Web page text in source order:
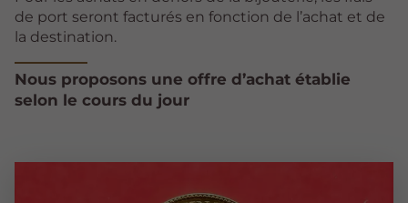
de port seront facturés en fonction de l’achat et de
la destination.
Nous proposons une offre d’achat établie
selon le cours du jour